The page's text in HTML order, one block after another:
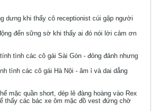
dưng khi thấy cô receptionist cúi gập người
đến sững sờ khi thấy ai đó nói lời cảm ơn
tình các cô gái Sài Gòn - đỏng đảnh nhưng
tình các cô gái Hà Nội - âm ỉ và dai dẳng
mặc quần short, dép lê đàng hoàng vào Rex
thấy các bác xe ôm mặc đồ vest đứng chờ